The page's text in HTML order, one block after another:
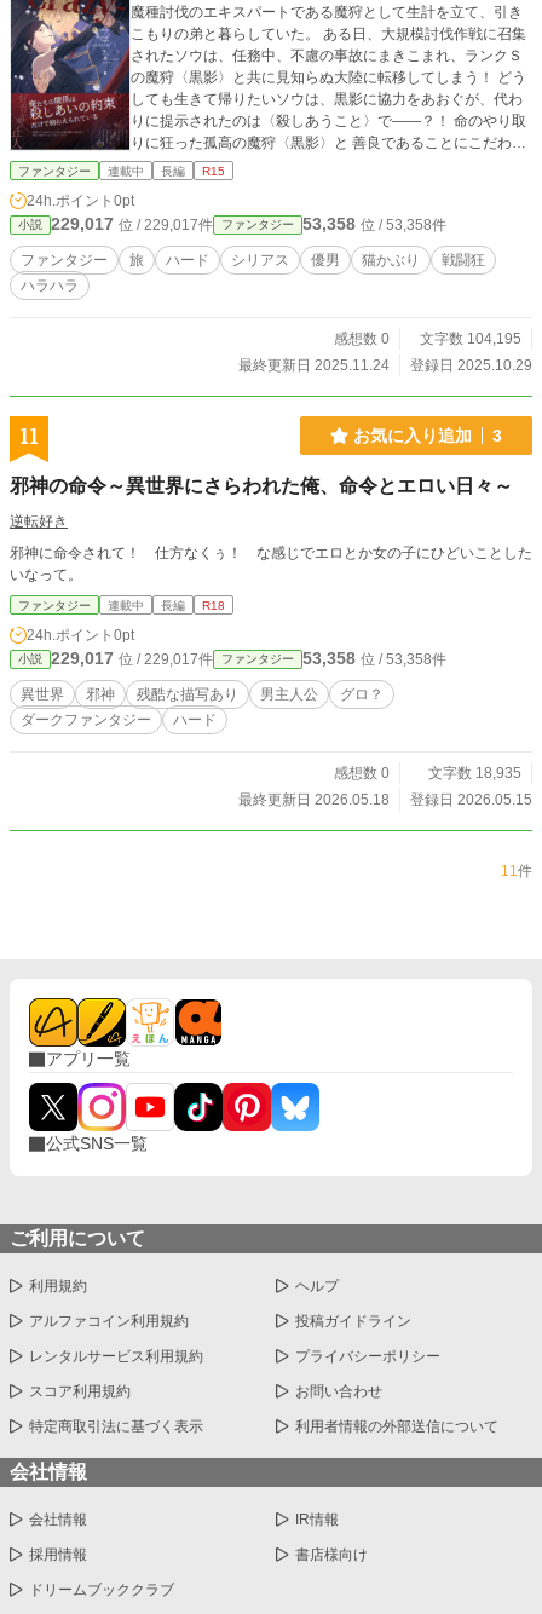
魔種討伐のエキスパートである魔狩として生計を立て、引き
こもりの弟と暮らしていた。 ある日、大規模討伐作戦に召集
されたソウは、任務中、不慮の事故にまきこまれ、ランクＳ
の魔狩〈黒影〉と共に見知らぬ大陸に転移してしまう！ どう
しても生きて帰りたいソウは、黒影に協力をあおぐが、代わ
りに提示されたのは〈殺しあうこと〉で――？！ 命のやり取
りに狂った孤高の魔狩〈黒影〉と 善良であることにこだわる
青年ソウの、渇望と淫欲のアイロニックファンタジー。 ――
力、暴言など)がございますので、 そちらも含めフィクション
としてお楽しみください。 暴力行為や暴言、性的暴行を示唆
するものではございません。 2022/10/26 楽曲『end roll』
公開 https://youtu.be/C8PUCUj-4EA
ファンタジー 連載中 長編 R15
24h.ポイント 0pt
小説 229,017 位 / 229,017件 ファンタジー 53,358 位 / 53,358件
ファンタジー 旅 ハード シリアス 優男 猫かぶり
戦闘狂
ハラハラ
感想数 0
文字数 104,195
最終更新日 2025.11.24
登録日 2025.10.29
11 お気に入り追加 3
邪神の命令～異世界にさらわれた俺、命令とエロい日々～
逆転好き
邪神に命令されて！ 仕方なくぅ！ な感じでエロとか女の子にひどいことした
いなって。
ファンタジー 連載中 長編 R18
24h.ポイント 0pt
小説 229,017 位 / 229,017件 ファンタジー 53,358 位 / 53,358件
異世界 邪神 残酷な描写あり 男主人公
グロ？
ダークファンタジー
ハード
感想数 0
文字数 18,935
最終更新日 2026.05.18
登録日 2026.05.15
11件
アプリ一覧
公式SNS一覧
ご利用について
利用規約 ヘルプ
アルファコイン利用規約 投稿ガイドライン
レンタルサービス利用規約 プライバシーポリシー
スコア利用規約 お問い合わせ
特定商取引法に基づく表示 利用者情報の外部送信について
会社情報
会社情報 IR情報
採用情報 書店様向け
ドリームブッククラブ